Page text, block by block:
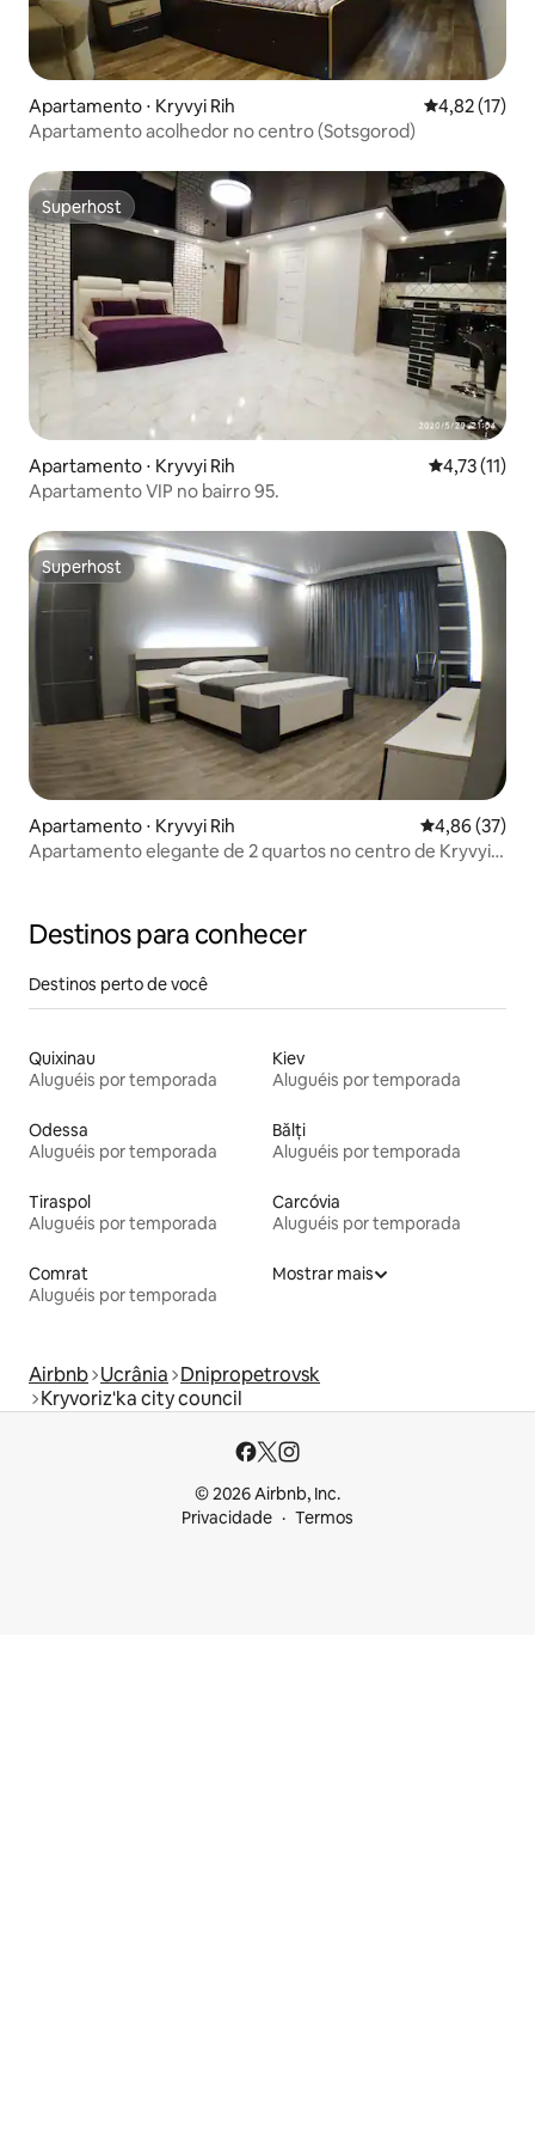
Apartamento ⋅ Kryvyi Rih 4,82 de uma
4,82 (17)
Apartamento acolhedor no centro (Sotsgorod)
Superhost
Superhost
Apartamento ⋅ Kryvyi Rih 4,73 de uma
4,73 (11)
Apartamento VIP no bairro 95.
Superhost
Superhost
Apartamento ⋅ Kryvyi Rih 4,86 de uma
4,86 (37)
Apartamento elegante de 2 quartos no centro de Kryvyi
Destinos para conhecer
Destinos perto de você
Quixinau
Aluguéis por temporada
Kiev
Aluguéis por temporada
Odessa
Aluguéis por temporada
Bălți
Aluguéis por temporada
Tiraspol
Aluguéis por temporada
Carcóvia
Aluguéis por temporada
Comrat
Aluguéis por temporada
Mostrar mais
Airbnb Ucrânia Dnipropetrovsk
Kryvoriz'ka city council
© 2026 Airbnb, Inc.
Privacidade
Termos